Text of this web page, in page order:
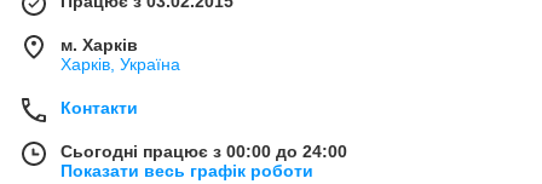
м. Харків
Харків, Україна
Контакти
Сьогодні працює з 00:00 до 24:00
Показати весь графік роботи